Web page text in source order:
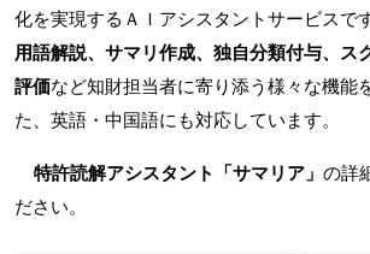
化を実現するＡＩアシスタントサービスで
用語解説、サマリ作成、独自分類付与、ス
評価など知財担当者に寄り添う様々な機能
た、英語・中国語にも対応しています。
特許読解アシスタント「サマリア」 の詳
ださい。